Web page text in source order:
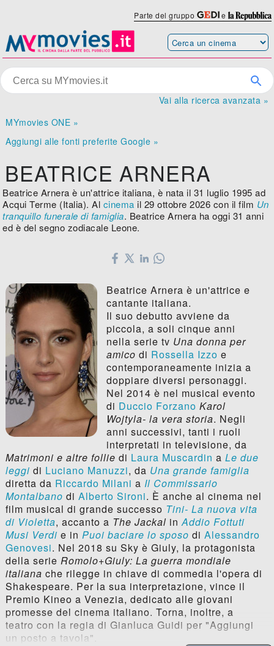
Parte del gruppo e
Vai alla ricerca avanzata »
MYmovies ONE »
Aggiungi alle fonti preferite Google »
BEATRICE ARNERA
Beatrice Arnera è un'attrice italiana, è nata il 31 luglio 1995 ad
Acqui Terme (Italia). Al cinema il 29 ottobre 2026 con il film Un
tranquillo funerale di famiglia. Beatrice Arnera ha oggi 31 anni
ed è del segno zodiacale Leone.
Beatrice Arnera è un'attrice e
cantante italiana.
Il suo debutto avviene da
piccola, a soli cinque anni
nella serie tv Una donna per
amico di Rossella Izzo e
contemporaneamente inizia a
doppiare diversi personaggi.
Nel 2014 è nel musical evento
di Duccio Forzano Karol
Wojtyla- la vera storia. Negli
anni successivi, tanti i ruoli
interpretati in televisione, da
Matrimoni e altre follie di Laura Muscardin a Le due
leggi di Luciano Manuzzi, da Una grande famiglia
diretta da Riccardo Milani a Il Commissario
Montalbano di Alberto Sironi. È anche al cinema nel
film musical di grande successo Tini- La nuova vita
di Violetta, accanto a The Jackal inAddio Fottuti
Musi Verdi e in Puoi baciare lo sposo di Alessandro
Genovesi. Nel 2018 su Sky è Giuly, la protagonista
della serie Romolo+Giuly: La guerra mondiale
italiana che rilegge in chiave di commedia l'opera di
Shakespeare. Per la sua interpretazione, vince il
Premio Kineo a Venezia, dedicato alle giovani
promesse del cinema italiano. Torna, inoltre, a
teatro con la regia di Gianluca Guidi per "Aggiungi
un posto a tavola".